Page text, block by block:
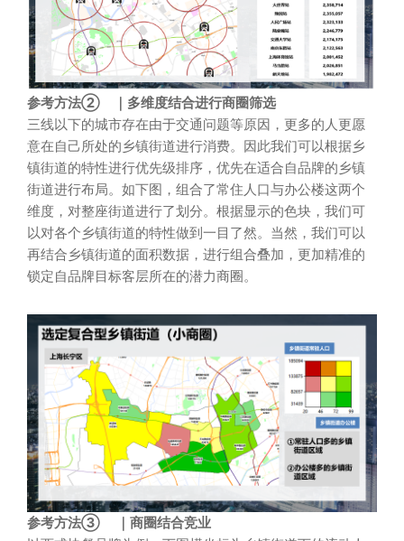
参考方法②
｜多维度结合进行商圈筛选
三线以下的城市存在由于交通问题等原因，更多的人更愿
意在自己所处的乡镇街道进行消费。因此我们可以根据乡
镇街道的特性进行优先级排序，优先在适合自品牌的乡镇
街道进行布局。如下图，组合了常住人口与办公楼这两个
维度，对整座街道进行了划分。根据显示的色块，我们可
以对各个乡镇街道的特性做到一目了然。当然，我们可以
再结合乡镇街道的面积数据，进行组合叠加，更加精准的
锁定自品牌目标客层所在的潜力商圈。
参考方法③
｜商圈结合竞业